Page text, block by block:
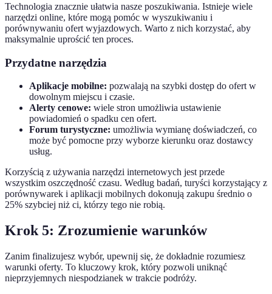
Technologia znacznie ułatwia nasze poszukiwania. Istnieje wiele
narzędzi online, które mogą pomóc w wyszukiwaniu i
porównywaniu ofert wyjazdowych. Warto z nich korzystać, aby
maksymalnie uprościć ten proces.
Przydatne narzędzia
Aplikacje mobilne: pozwalają na szybki dostęp do ofert w
dowolnym miejscu i czasie.
Alerty cenowe: wiele stron umożliwia ustawienie
powiadomień o spadku cen ofert.
Forum turystyczne: umożliwia wymianę doświadczeń, co
może być pomocne przy wyborze kierunku oraz dostawcy
usług.
Korzyścią z używania narzędzi internetowych jest przede
wszystkim oszczędność czasu. Według badań, turyści korzystający z
porównywarek i aplikacji mobilnych dokonują zakupu średnio o
25% szybciej niż ci, którzy tego nie robią.
Krok 5: Zrozumienie warunków
Zanim finalizujesz wybór, upewnij się, że dokładnie rozumiesz
warunki oferty. To kluczowy krok, który pozwoli uniknąć
nieprzyjemnych niespodzianek w trakcie podróży.